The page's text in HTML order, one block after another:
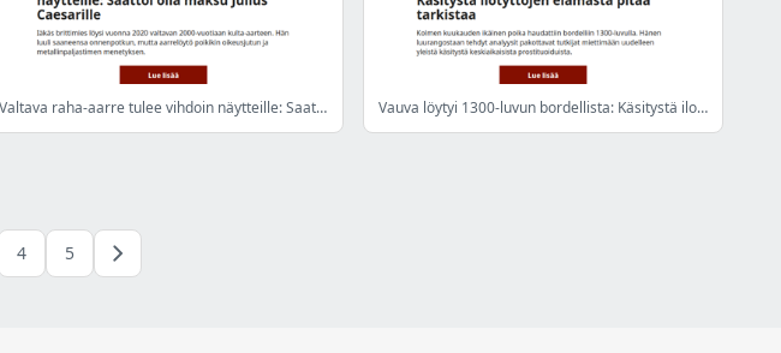
Valtava raha-aarre tulee vihdoin näytteille: Saattoi olla maksu Julius Caesarille Vauva löytyi 1300-luvun bordellista: Käsitystä ilotyttöjen elämästä pitää tarkistaa
4 5